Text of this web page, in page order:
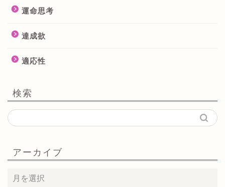
運命思考
達成欲
適応性
検索
アーカイブ